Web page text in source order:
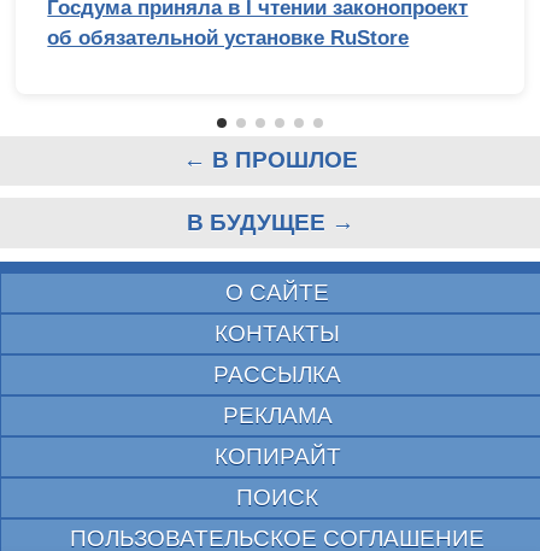
Госдума приняла в I чтении законопроект
об обязательной установке RuStore
← В ПРОШЛОЕ
В БУДУЩЕЕ →
О САЙТЕ
КОНТАКТЫ
РАССЫЛКА
РЕКЛАМА
КОПИРАЙТ
ПОИСК
ПОЛЬЗОВАТЕЛЬСКОЕ СОГЛАШЕНИЕ